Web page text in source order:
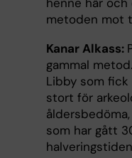
metoden mot
Kanar Alkass:
gammal
Libby som
stort för
som har gått